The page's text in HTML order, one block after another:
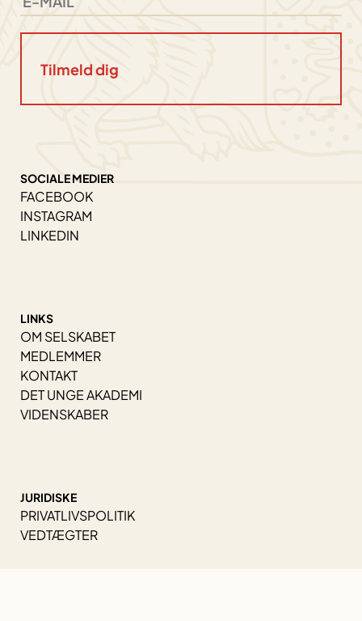
SOCIALE MEDIER
FACEBOOK
INSTAGRAM
LINKEDIN
LINKS
OM SELSKABET
MEDLEMMER
KONTAKT
DET UNGE AKADEMI
VIDENSKABER
JURIDISKE
PRIVATLIVSPOLITIK
VEDTÆGTER